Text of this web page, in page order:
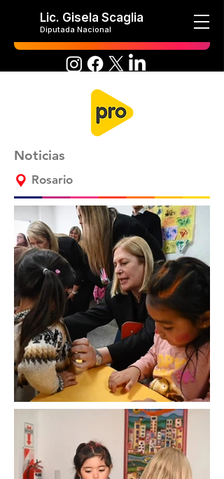
Lic. Gisela Scaglia
Diputada Nacional
Noticias
Rosario